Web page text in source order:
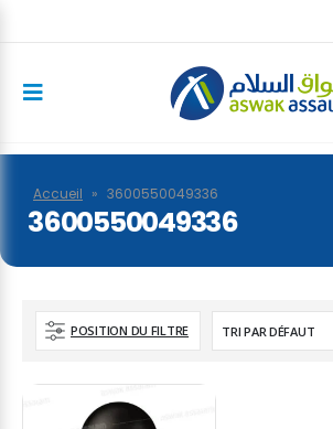
Accueil » 3600550049336
3600550049336
POSITION DU FILTRE